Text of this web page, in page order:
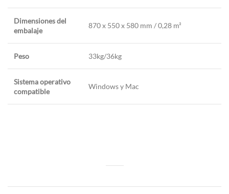
Dimensiones del
embalaje
870 x 550 x 580 mm / 0,28 m²
Peso 33kg/36kg
Sistema operativo
compatible
Windows y Mac